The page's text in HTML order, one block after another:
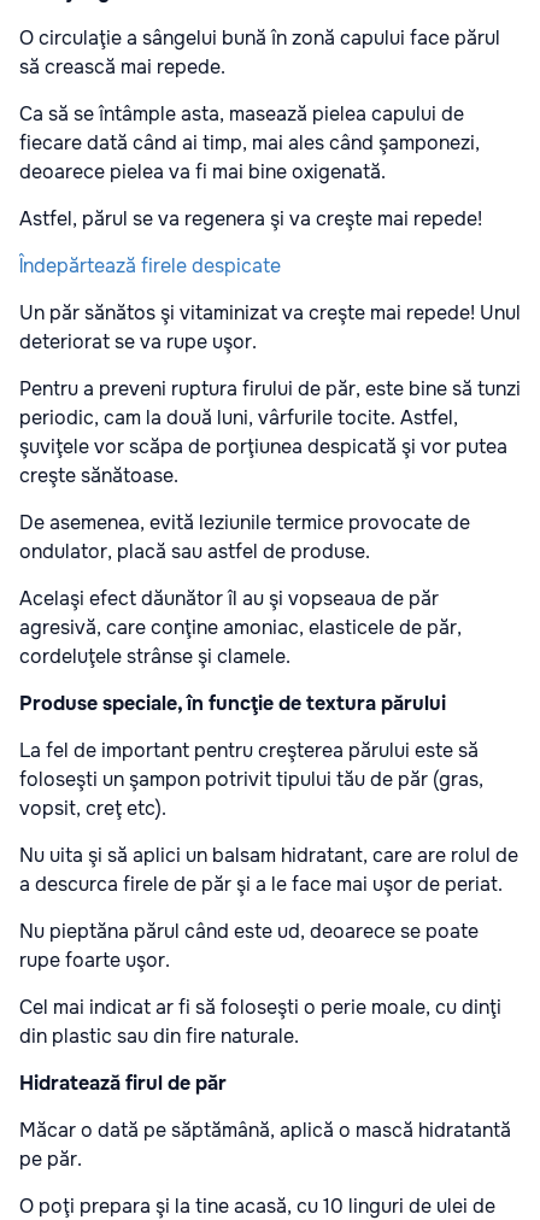
O circulaţie a sângelui bună în zonă capului face părul
să crească mai repede.
Ca să se întâmple asta, masează pielea capului de
fiecare dată când ai timp, mai ales când şamponezi,
deoarece pielea va fi mai bine oxigenată.
Astfel, părul se va regenera şi va creşte mai repede!
Îndepărtează firele despicate
Un păr sănătos şi vitaminizat va creşte mai repede! Unul
deteriorat se va rupe uşor.
Pentru a preveni ruptura firului de păr, este bine să tunzi
periodic, cam la două luni, vârfurile tocite. Astfel,
şuviţele vor scăpa de porţiunea despicată şi vor putea
creşte sănătoase.
De asemenea, evită leziunile termice provocate de
ondulator, placă sau astfel de produse.
Acelaşi efect dăunător îl au şi vopseaua de păr
agresivă, care conţine amoniac, elasticele de păr,
cordeluţele strânse şi clamele.
Produse speciale, în funcţie de textura părului
La fel de important pentru creşterea părului este să
foloseşti un şampon potrivit tipului tău de păr (gras,
vopsit, creţ etc).
Nu uita şi să aplici un balsam hidratant, care are rolul de
a descurca firele de păr şi a le face mai uşor de periat.
Nu pieptăna părul când este ud, deoarece se poate
rupe foarte uşor.
Cel mai indicat ar fi să foloseşti o perie moale, cu dinţi
din plastic sau din fire naturale.
Hidratează firul de păr
Măcar o dată pe săptămână, aplică o mască hidratantă
pe păr.
O poţi prepara şi la tine acasă, cu 10 linguri de ulei de